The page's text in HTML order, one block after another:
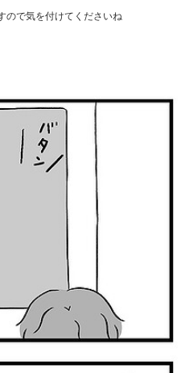
ので気を付けてくださいね